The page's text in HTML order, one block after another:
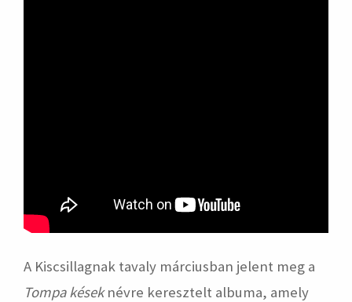
A Kiscsillagnak tavaly márciusban jelent meg a
Tompa késeknévre keresztelt albuma, amely